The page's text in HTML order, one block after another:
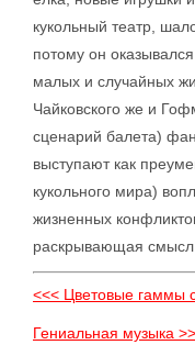
кукольный театр,
потому он
малых и случайных
Чайковского же и
сценарий балета)
выступают как
кукольного мира)
жизненных
раскрывающая смысл
<<< Цветовые гаммы
Гениальная музыка